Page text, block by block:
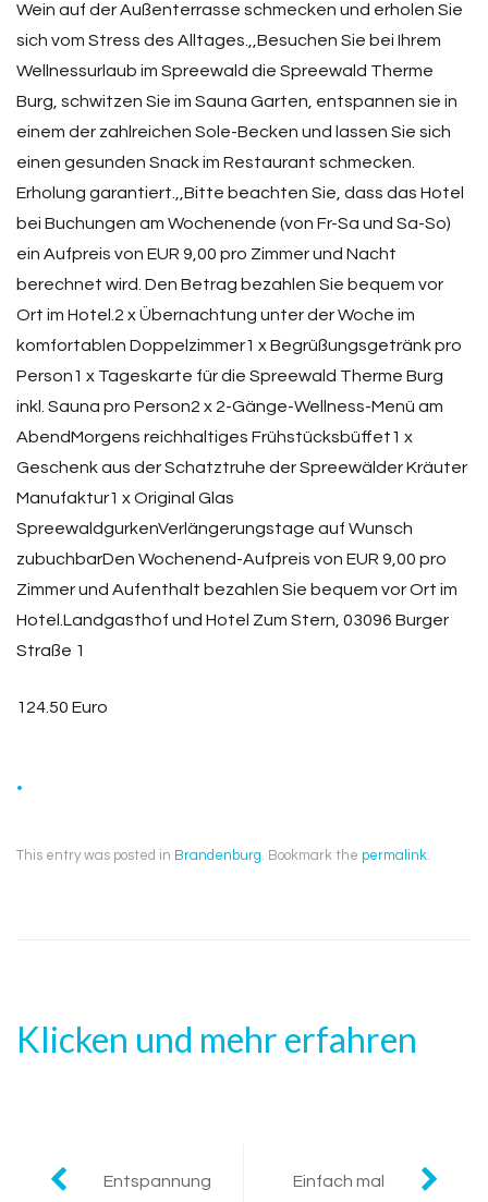
Wein auf der Außenterrasse schmecken und erholen Sie
sich vom Stress des Alltages.,,Besuchen Sie bei Ihrem
Wellnessurlaub im Spreewald die Spreewald Therme
Burg, schwitzen Sie im Sauna Garten, entspannen sie in
einem der zahlreichen Sole-Becken und lassen Sie sich
einen gesunden Snack im Restaurant schmecken.
Erholung garantiert.,,Bitte beachten Sie, dass das Hotel
bei Buchungen am Wochenende (von Fr-Sa und Sa-So)
ein Aufpreis von EUR 9,00 pro Zimmer und Nacht
berechnet wird. Den Betrag bezahlen Sie bequem vor
Ort im Hotel.2 x Übernachtung unter der Woche im
komfortablen Doppelzimmer1 x Begrüßungsgetränk pro
Person1 x Tageskarte für die Spreewald Therme Burg
inkl. Sauna pro Person2 x 2-Gänge-Wellness-Menü am
AbendMorgens reichhaltiges Frühstücksbüffet1 x
Geschenk aus der Schatztruhe der Spreewälder Kräuter
Manufaktur1 x Original Glas
SpreewaldgurkenVerlängerungstage auf Wunsch
zubuchbarDen Wochenend-Aufpreis von EUR 9,00 pro
Zimmer und Aufenthalt bezahlen Sie bequem vor Ort im
Hotel.Landgasthof und Hotel Zum Stern, 03096 Burger
Straße 1
124.50 Euro
.
This entry was posted in Brandenburg. Bookmark the permalink.
Klicken und mehr erfahren
Post
Entspannung
Einfach mal